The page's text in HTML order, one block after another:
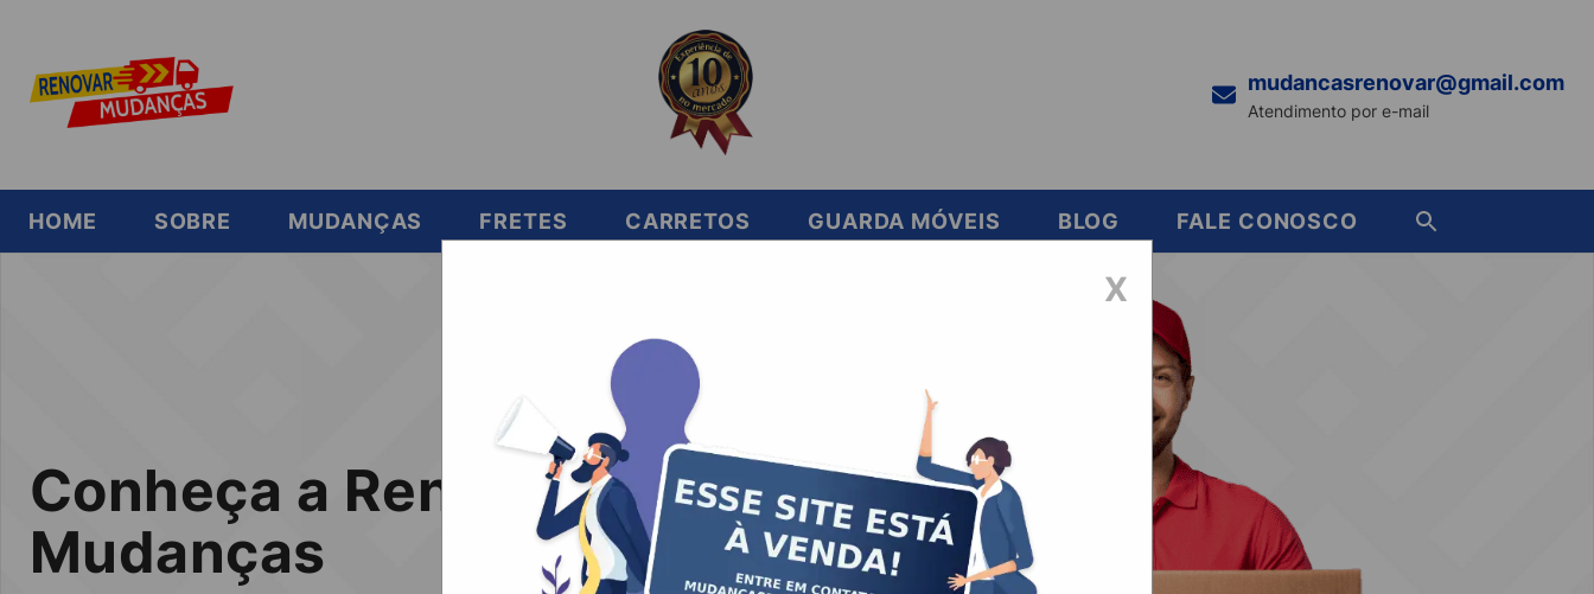
mudancasrenovar@gmail.com
Atendimento por e-mail
HOME SOBRE MUDANÇAS FRETES CARRETOS GUARDA MÓVEIS BLOG FALE CONOSCO
Conheça a Renovar
Mudanças
X